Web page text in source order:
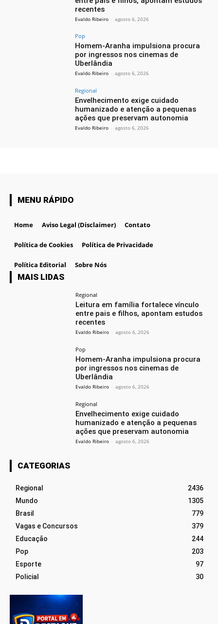
recentes
Evaldo Ribeiro - agosto 6, 2026
Pop
Homem-Aranha impulsiona procura
por ingressos nos cinemas de
Uberlândia
Evaldo Ribeiro - agosto 6, 2026
Regional
Envelhecimento exige cuidado
humanizado e atenção a pequenas
ações que preservam autonomia
Evaldo Ribeiro - agosto 6, 2026
MENU RÁPIDO
Home Aviso Legal (Disclaimer) Contato
Política de Cookies Política de Privacidade
Política Editorial Sobre Nós
MAIS LIDAS
Regional
Leitura em família fortalece vínculo
entre pais e filhos, apontam estudos
recentes
Evaldo Ribeiro - agosto 6, 2026
Pop
Homem-Aranha impulsiona procura
por ingressos nos cinemas de
Uberlândia
Evaldo Ribeiro - agosto 6, 2026
Regional
Envelhecimento exige cuidado
humanizado e atenção a pequenas
ações que preservam autonomia
Evaldo Ribeiro - agosto 6, 2026
CATEGORIAS
Regional
2436
Mundo
1305
Brasil
779
Vagas e Concursos
379
Educação
244
Pop
203
Esporte
97
Policial
30